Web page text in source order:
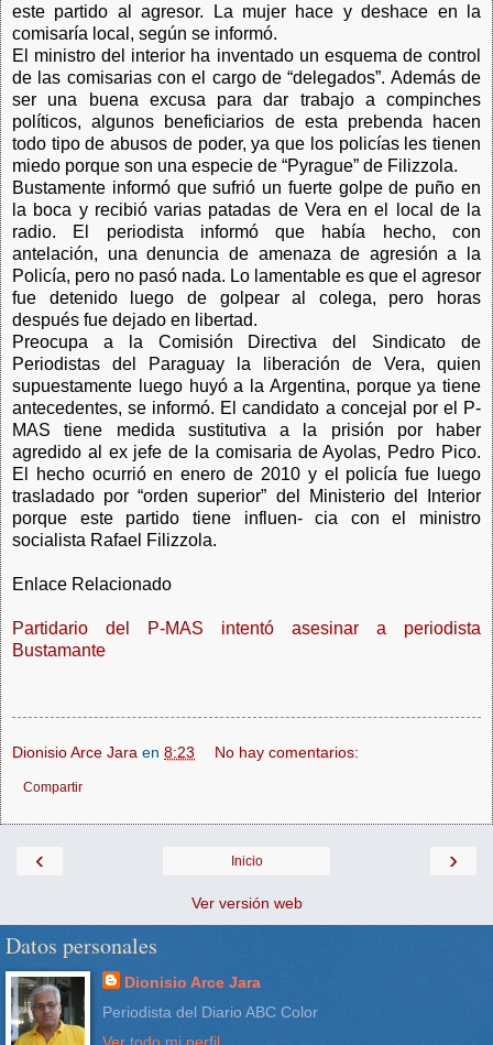
este partido al agresor. La mujer hace y deshace en la
comisaría local, según se informó.
El ministro del interior ha inventado un esquema de control
de las comisarias con el cargo de “delegados”. Además de
ser una buena excusa para dar trabajo a compinches
políticos, algunos beneficiarios de esta prebenda hacen
todo tipo de abusos de poder, ya que los policías les tienen
miedo porque son una especie de “Pyrague” de Filizzola.
Bustamente informó que sufrió un fuerte golpe de puño en
la boca y recibió varias patadas de Vera en el local de la
radio. El periodista informó que había hecho, con
antelación, una denuncia de amenaza de agresión a la
Policía, pero no pasó nada. Lo lamentable es que el agresor
fue detenido luego de golpear al colega, pero horas
después fue dejado en libertad.
Preocupa a la Comisión Directiva del Sindicato de
Periodistas del Paraguay la liberación de Vera, quien
supuestamente luego huyó a la Argentina, porque ya tiene
antecedentes, se informó. El candidato a concejal por el P-
MAS tiene medida sustitutiva a la prisión por haber
agredido al ex jefe de la comisaria de Ayolas, Pedro Pico.
El hecho ocurrió en enero de 2010 y el policía fue luego
trasladado por “orden superior” del Ministerio del Interior
porque este partido tiene influen- cia con el ministro
socialista Rafael Filizzola.
Enlace Relacionado
Partidario del P-MAS intentó asesinar a periodista
Bustamante
Dionisio Arce Jara en 8:23 No hay comentarios:
Compartir
‹ ›
Inicio
Ver versión web
Datos personales
Dionisio Arce Jara
Periodista del Diario ABC Color